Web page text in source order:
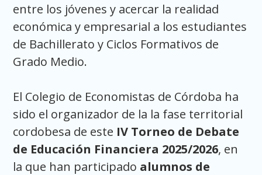
entre los jóvenes y acercar la realidad
económica y empresarial a los estudiantes
de Bachillerato y Ciclos Formativos de
Grado Medio.
El Colegio de Economistas de Córdoba ha
sido el organizador de la la fase territorial
cordobesa de este IV Torneo de Debate
de Educación Financiera 2025/2026, en
la que han participado alumnos de